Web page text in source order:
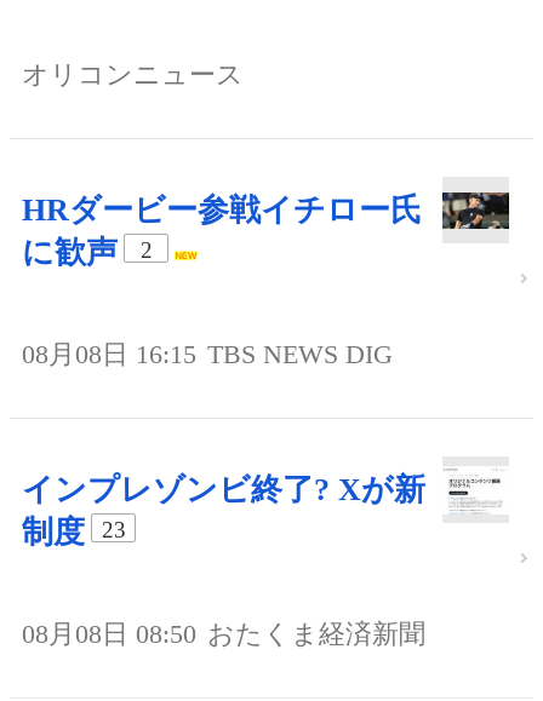
オリコンニュース
HRダービー参戦イチロー氏
に歓声
2
08月08日 16:15 TBS NEWS DIG
インプレゾンビ終了? Xが新
制度
23
08月08日 08:50 おたくま経済新聞